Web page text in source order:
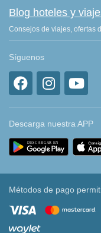
Blog hoteles y
Consejos de viajes, ofertas
Síguenos
Descarga nuestra APP
Métodos de pago